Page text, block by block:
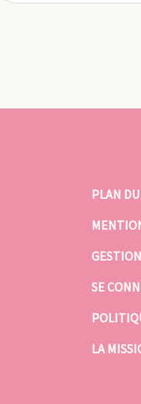
PLAN
SE
LA